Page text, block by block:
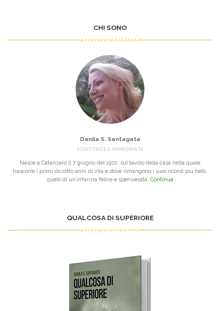
CHI SONO
Danila S. Santagata
SCRITTRICE E OPINIONISTA
Nasce a Catanzaro il 7 giugno del 1972, sul tavolo della casa nella quale
trascorre i primi diciotto anni di vita e dove rimangono i suoi ricordi più belli:
quelli di un’infanzia felice e spensierata. Continua
QUALCOSA DI SUPERIORE